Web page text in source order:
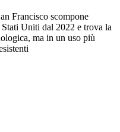
Francisco scompone
Uniti dal 2022 e trova la
ma in un uso più